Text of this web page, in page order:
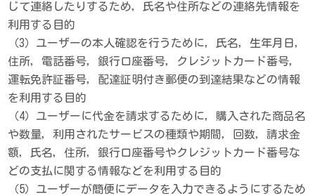
じて連絡したりするため，氏名や住所などの連絡先情報を
利用する目的
（3）ユーザーの本人確認を行うために，氏名，生年月日，
住所，電話番号，銀行口座番号，クレジットカード番号，
運転免許証番号，配達証明付き郵便の到達結果などの情報
を利用する目的
（4）ユーザーに代金を請求するために，購入された商品名
や数量，利用されたサービスの種類や期間，回数，請求金
額，氏名，住所，銀行口座番号やクレジットカード番号な
どの支払に関する情報などを利用する目的
（5）ユーザーが簡便にデータを入力できるようにするため